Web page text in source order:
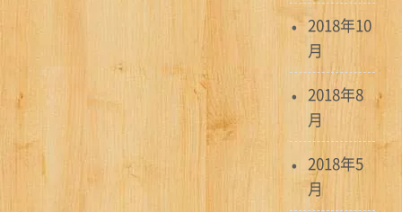
2018年10
月
2018年8
月
2018年5
月